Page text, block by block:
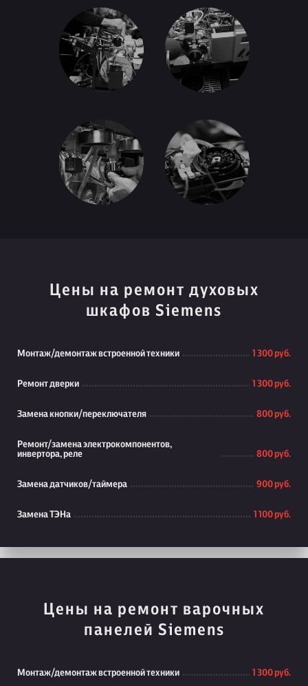
Цены на ремонт духовых
шкафов Siemens
Монтаж/демонтаж встроенной техники 1 300 руб.
Ремонт дверки 1 300 руб.
Замена кнопки/переключателя 800 руб.
Ремонт/замена электрокомпонентов,
инвертора, реле
800 руб.
Замена датчиков/таймера 900 руб.
Замена ТЭНа 1 100 руб.
Цены на ремонт варочных
панелей Siemens
Монтаж/демонтаж встроенной техники 1 300 руб.